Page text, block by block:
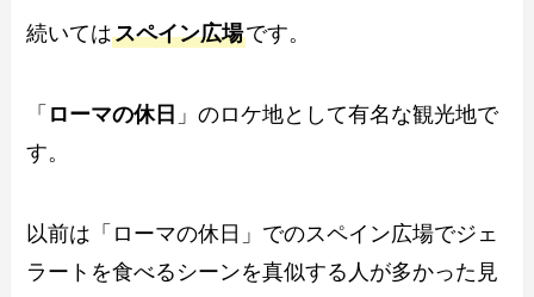
続いてはスペイン広場です。
「 ローマの休日 」のロケ地として有名な観光地で
す。
以前は「ローマの休日」でのスペイン広場でジェ
ラートを食べるシーンを真似する人が多かった見